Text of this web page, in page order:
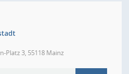
Platz 3, 55118 Mainz